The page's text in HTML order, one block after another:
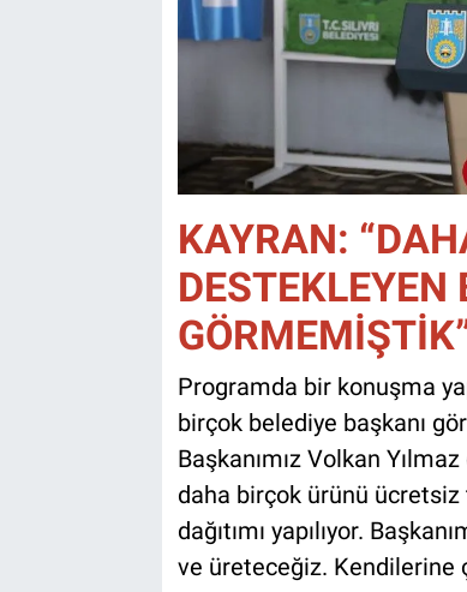
KAYRAN:
Programda bir konuşma
birçok belediye başkanı
Başkanımız Volkan
daha birçok ürünü
dağıtımı yapılıyor.
ve üreteceğiz. Kendilerine